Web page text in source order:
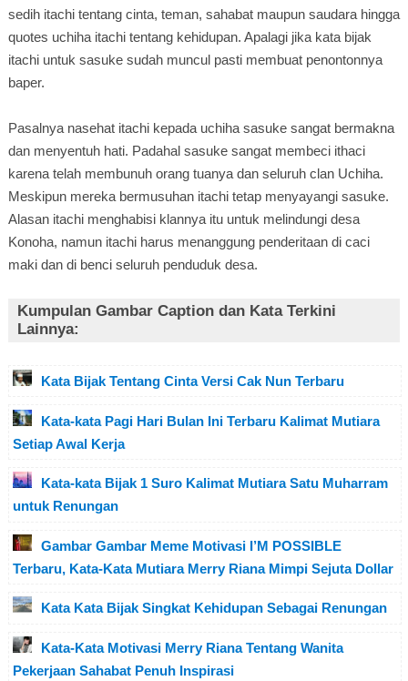
sedih itachi tentang cinta, teman, sahabat maupun saudara hingga
quotes uchiha itachi tentang kehidupan. Apalagi jika kata bijak
itachi untuk sasuke sudah muncul pasti membuat penontonnya
baper.
Pasalnya nasehat itachi kepada uchiha sasuke sangat bermakna
dan menyentuh hati. Padahal sasuke sangat membeci ithaci
karena telah membunuh orang tuanya dan seluruh clan Uchiha.
Meskipun mereka bermusuhan itachi tetap menyayangi sasuke.
Alasan itachi menghabisi klannya itu untuk melindungi desa
Konoha, namun itachi harus menanggung penderitaan di caci
maki dan di benci seluruh penduduk desa.
Kumpulan Gambar Caption dan Kata Terkini
Lainnya:
Kata Bijak Tentang Cinta Versi Cak Nun Terbaru
Kata-kata Pagi Hari Bulan Ini Terbaru Kalimat Mutiara
Setiap Awal Kerja
Kata-kata Bijak 1 Suro Kalimat Mutiara Satu Muharram
untuk Renungan
Gambar Gambar Meme Motivasi I’M POSSIBLE
Terbaru, Kata-Kata Mutiara Merry Riana Mimpi Sejuta Dollar
Kata Kata Bijak Singkat Kehidupan Sebagai Renungan
Kata-Kata Motivasi Merry Riana Tentang Wanita
Pekerjaan Sahabat Penuh Inspirasi